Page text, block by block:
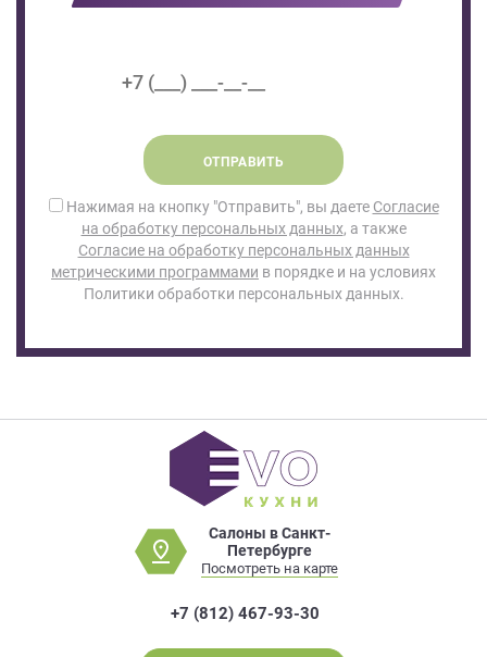
ОТПРАВИТЬ
Нажимая на кнопку "Отправить", вы даете Согласие
на обработку персональных данных, а также
Согласие на обработку персональных данных
метрическими программами в порядке и на условиях
Политики обработки персональных данных.
Салоны в Санкт-
Петербурге
Посмотреть на карте
+7 (812) 467-93-30